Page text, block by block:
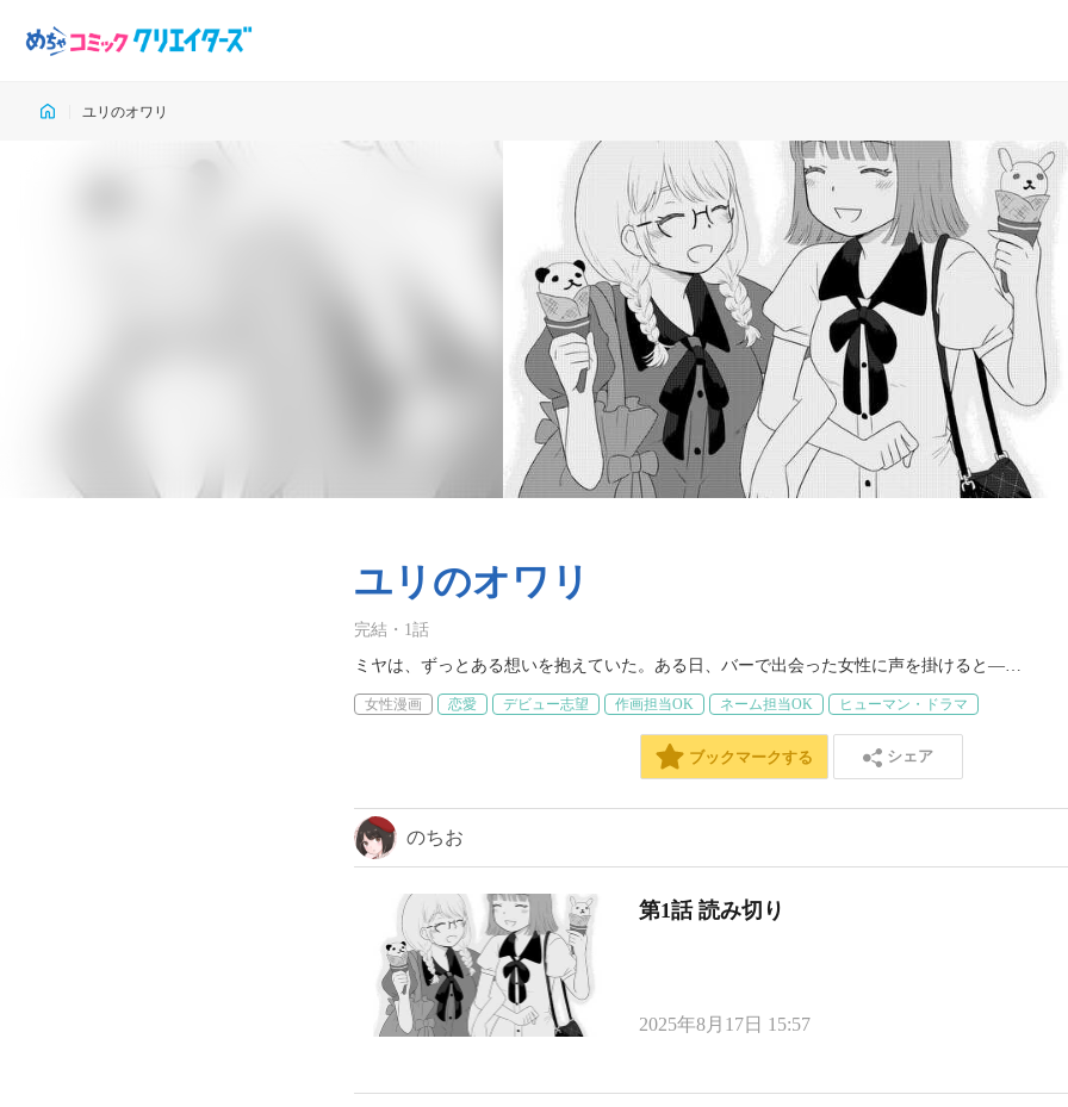
ユリのオワリ
ユリのオワリ
完結 ・ 1話
ミヤは、ずっとある想いを抱えていた。ある日、バーで出会った女性に声を掛けると―…
女性漫画 恋愛 デビュー志望 作画担当OK ネーム担当OK ヒューマン・ドラマ
ブックマークする シェア
のちお
第1話 読み切り
2025年8月17日 15:57